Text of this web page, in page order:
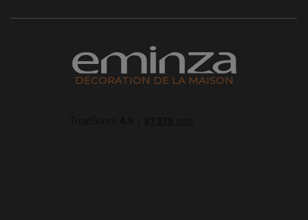
DÉCORATION DE LA MAISON